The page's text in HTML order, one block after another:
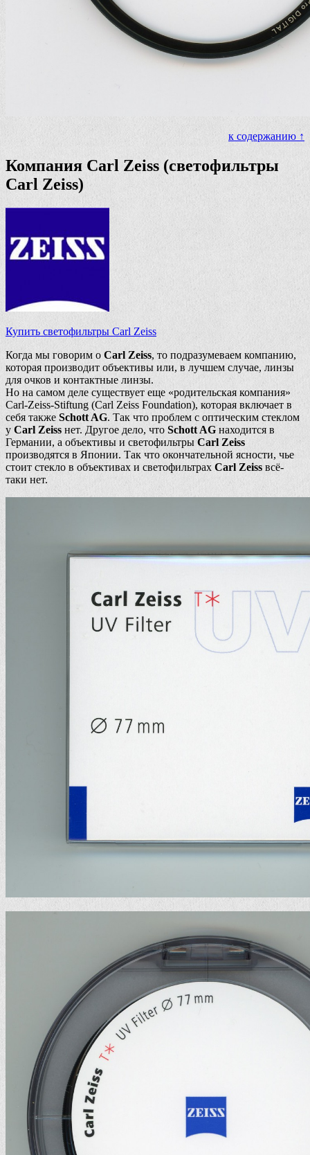
к содержанию ↑
Компания Carl Zeiss (светофильтры
Carl Zeiss)
Купить светофильтры Carl Zeiss
Когда мы говорим о Carl Zeiss, то подразумеваем компанию,
которая производит объективы или, в лучшем случае, линзы
для очков и контактные линзы.
Но на самом деле существует еще «родительская компания»
Carl-Zeiss-Stiftung (Carl Zeiss Foundation), которая включает в
себя также Schott AG. Так что проблем с оптическим стеклом
у Carl Zeiss нет. Другое дело, что Schott AG находится в
Германии, а объективы и светофильтрыCarl Zeiss
производятся в Японии. Так что окончательной ясности, чье
стоит стекло в объективах и светофильтрах Carl Zeiss всё-
таки нет.